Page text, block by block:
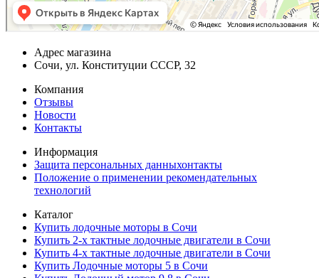
Адрес магазина
Сочи, ул. Конституции СССР, 32
Компания
Отзывы
Новости
Контакты
Информация
Защита персональных данныхонтакты
Положение о применении рекомендательных
технологий
Каталог
Купить лодочные моторы в Сочи
Купить 2-х тактные лодочные двигатели в Сочи
Купить 4-х тактные лодочные двигатели в Сочи
Купить Лодочные моторы 5 в Сочи